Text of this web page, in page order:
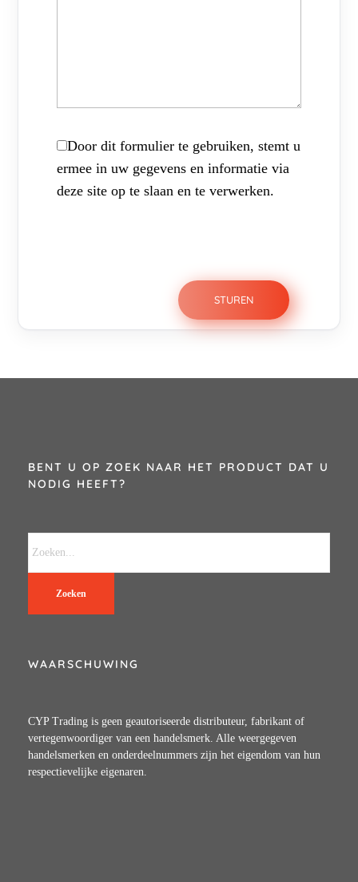
Door dit formulier te gebruiken, stemt u
ermee in uw gegevens en informatie via
deze site op te slaan en te verwerken.
BENT U OP ZOEK NAAR HET PRODUCT DAT U
NODIG HEEFT?
Zoeken
WAARSCHUWING
CYP Trading is geen geautoriseerde distributeur, fabrikant of
vertegenwoordiger van een handelsmerk. Alle weergegeven
handelsmerken en onderdeelnummers zijn het eigendom van hun
respectievelijke eigenaren.